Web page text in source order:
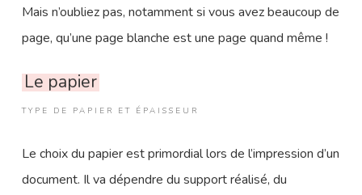
Mais n’oubliez pas, notamment si vous avez beaucoup de
page, qu’une page blanche est une page quand même !
Le papier
TYPE DE PAPIER ET ÉPAISSEUR
Le choix du papier est primordial lors de l’impression d’un
document. Il va dépendre du support réalisé, du